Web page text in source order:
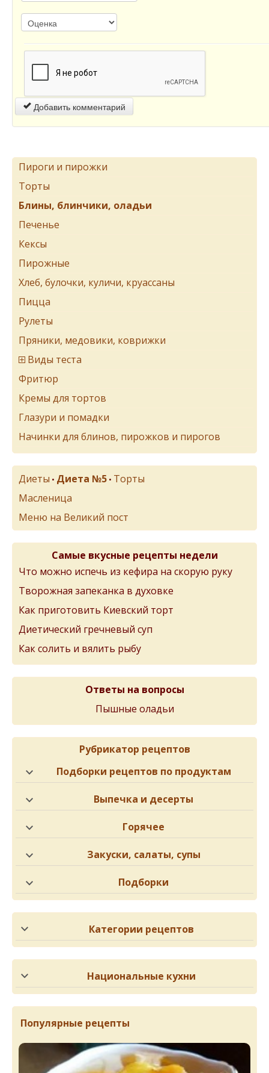
Добавить комментарий
Пироги и пирожки
Торты
Блины, блинчики, оладьи
Печенье
Кексы
Пирожные
Хлеб, булочки, куличи, круассаны
Пицца
Рулеты
Пряники, медовики, коврижки
Виды теста
Фритюр
Кремы для тортов
Глазури и помадки
Начинки для блинов, пирожков и пирогов
Диеты • Диета №5 • Торты
Масленица
Меню на Великий пост
Самые вкусные рецепты недели
Что можно испечь из кефира на скорую руку
Творожная запеканка в духовке
Как приготовить Киевский торт
Диетический гречневый суп
Как солить и вялить рыбу
Ответы на вопросы
Пышные оладьи
Рубрикатор рецептов
Подборки рецептов по продуктам
Выпечка и десерты
Горячее
Закуски, салаты, супы
Подборки
Категории рецептов
Национальные кухни
Популярные рецепты